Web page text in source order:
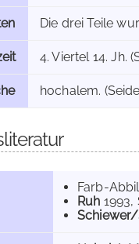
Die drei Teile
4. Viertel 14. Jh.
hochalem.
Farb-
Ruh 1993,